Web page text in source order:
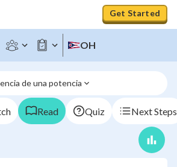
Get Started
OH
de una potencia
Read Quiz Next Steps